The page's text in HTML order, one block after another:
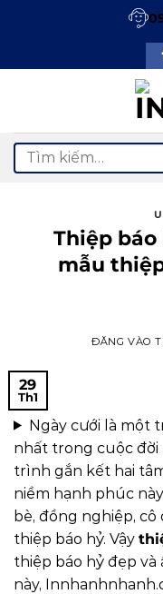
Tìm
kiếm:
Thiệp báo
mẫu
ĐĂNG VÀO
29
Th1
Ngày cưới là một
nhất trong cuộc đời
trình gắn kết hai
niềm hạnh phúc
bè, đồng nghiệp,
thiệp báo hỷ. Vậy
thiệp báo hỷ đẹp và
này,